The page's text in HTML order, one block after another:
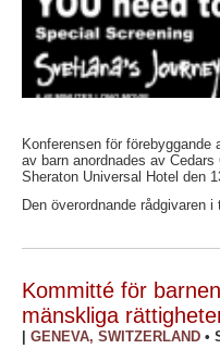
Konferensen för
av barn anordnades av
Sheraton Universal Hotel den
Den överordnande rådgivaren
Kommitté för
mänskliga
GENEVA, SWITZERLAND •